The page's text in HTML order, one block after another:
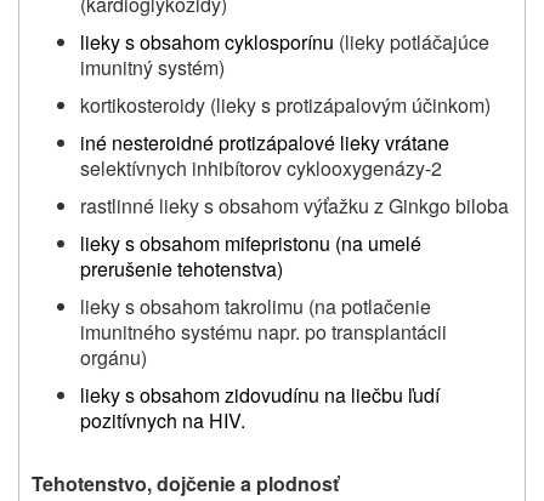
lieky s obsahom cyklosporínu (lieky potláčajúce
imunitný systém)
kortikosteroidy (lieky s protizápalovým účinkom)
iné nesteroidné protizápalové lieky vrátane
selektívnych inhibítorov cyklooxygenázy-2
rastlinné lieky s obsahom výťažku z Ginkgo biloba
lieky s obsahom mifepristonu (na umelé
prerušenie tehotenstva)
lieky s obsahom takrolimu (na potlačenie
imunitného systému napr. po transplantácii
orgánu)
lieky s obsahom zidovudínu na liečbu ľudí
pozitívnych na HIV.
Tehotenstvo,dojčeniea plodnosť